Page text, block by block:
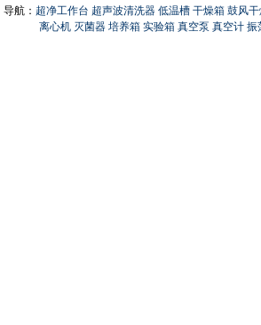
导航： 超净工作台 超声波清洗器 低温槽 干燥箱 鼓风
离心机 灭菌器 培养箱 实验箱 真空泵 真空计 振